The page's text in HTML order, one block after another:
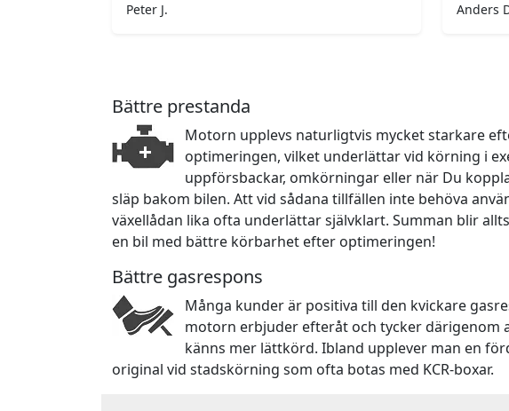
Peter J. Anders
Bättre prestanda
Motorn upplevs naturligtvis mycket starkare
optimeringen, vilket underlättar vid körning i
uppförsbackar, omkörningar eller när Du
släp bakom bilen. Att vid sådana tillfällen inte behöva
växellådan lika ofta underlättar självklart. Summan blir
en bil med bättre körbarhet efter optimeringen!
Bättre gasrespons
Många kunder är positiva till den kvickare
motorn erbjuder efteråt och tycker därigenom
känns mer lättkörd. Ibland upplever man en
original vid stadskörning som ofta botas med KCR-boxar.